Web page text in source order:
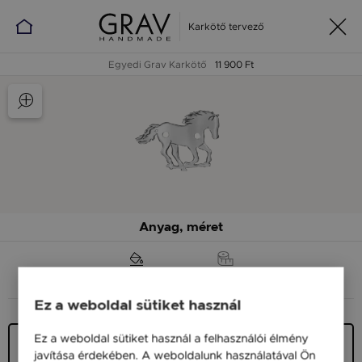
Karkötő tervező
Egyedi Grav Karkötő 11 900 Ft
Anyag, méret
Ezüst 925
11 900 Ft
Ez a weboldal sütiket használ
Ez a weboldal sütiket használ a felhasználói élmény
javítása érdekében. A weboldalunk használatával Ön